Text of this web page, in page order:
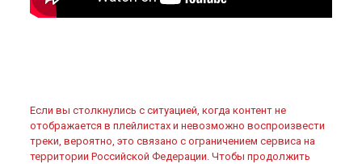
Если вы столкнулись с ситуацией, когда контент не
отображается в плейлистах и невозможно воспроизвести
треки, вероятно, это связано с ограничением сервиса на
территории Российской Федерации. Чтобы продолжить